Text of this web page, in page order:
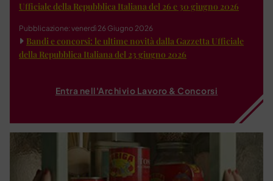
Ufficiale della Repubblica Italiana del 26 e 30 giugno 2026
Pubblicazione: venerdì 26 Giugno 2026
Bandi e concorsi: le ultime novità dalla Gazzetta Ufficiale
della Repubblica Italiana del 23 giugno 2026
Entra nell'Archivio Lavoro & Concorsi